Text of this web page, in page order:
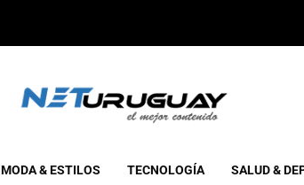
MODA & ESTILOS TECNOLOGÍA SALUD &